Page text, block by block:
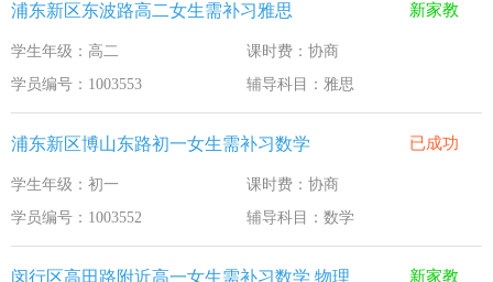
上海家教网大学生做家教安全须知！
全国教师管理信息系统明年启用
浦东新区东波路高二女生需补习雅思 新家教
学生年级：高二
课时费：协商
学员编号：1003553
辅导科目：雅思
浦东新区博山东路初一女生需补习数学 已成功
学生年级：初一
课时费：协商
学员编号：1003552
辅导科目：数学
闵行区高田路附近高一女生需补习数学 物理 新家教